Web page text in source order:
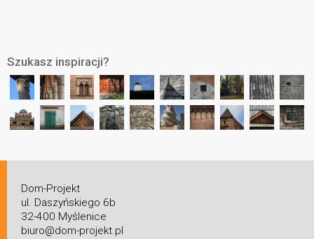
Szukasz inspiracji?
Dom-Projekt
ul. Daszyńskiego 6b
32-400 Myślenice
biuro@dom-projekt.pl